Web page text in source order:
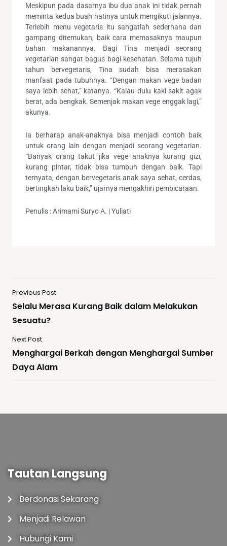
Meskipun pada dasarnya ibu dua anak ini tidak pernah
meminta kedua buah hatinya untuk mengikuti jalannya.
Terlebih menu vegetaris itu sangatlah sederhana dan
gampang ditemukan, baik cara memasaknya maupun
bahan makanannya. Bagi Tina menjadi seorang
vegetarian sangat bagus bagi kesehatan. Selama tujuh
tahun bervegetaris, Tina sudah bisa merasakan
manfaat pada tubuhnya. “Dengan makan vege badan
saya lebih sehat,” katanya. “Kalau dulu kaki sakit agak
berat, ada bengkak. Semenjak makan vege enggak lagi,”
akunya.
Ia berharap anak-anaknya bisa menjadi contoh baik
untuk orang lain dengan menjadi seorang vegetarian.
“Banyak orang takut jika vege anaknya kurang gizi,
kurang pintar, tidak bisa tumbuh dengan baik. Tapi
ternyata, dengan bervegetaris anak saya sehat, cerdas,
bertingkah laku baik,” ujarnya mengakhiri pembicaraan.
Penulis : Arimami Suryo A. | Yuliati
Previous Post
Selalu Merasa Kurang Baik dalam Melakukan
Sesuatu?
Next Post
Menghargai Berkah dengan Menghargai Sumber
Daya Alam
Tautan Langsung
Berdonasi Sekarang
Menjadi Relawan
Hubungi Kami